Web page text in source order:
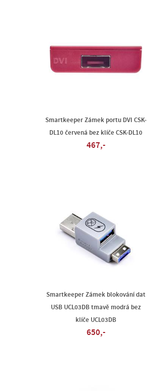
Smartkeeper Zámek portu DVI CSK-
DL10 červená bez klíče CSK-DL10
467,-
Smartkeeper Zámek blokování dat
USB UCL03DB tmavě modrá bez
klíče UCL03DB
650,-